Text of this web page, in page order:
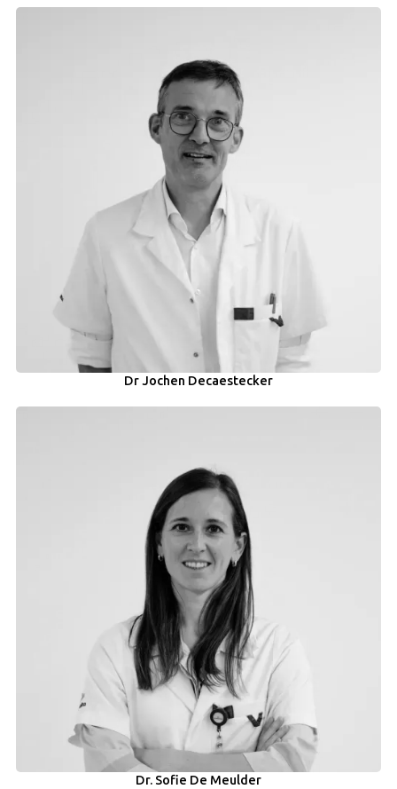
Dr Jochen Decaestecker
Dr. Sofie De Meulder